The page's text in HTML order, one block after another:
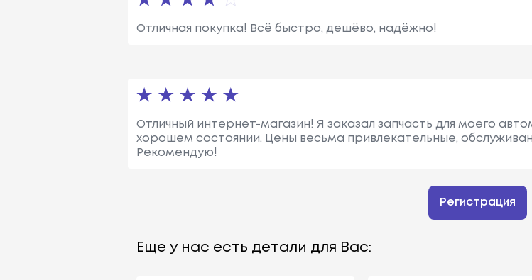
Отличная покупка! Всё быстро, дешёво, надёжно!
Отличный интернет-магазин! Я заказал запчасть для моего
хорошем состоянии. Цены весьма привлекательные,
Рекомендую!
Регистрация
Еще у нас есть детали для Вас: